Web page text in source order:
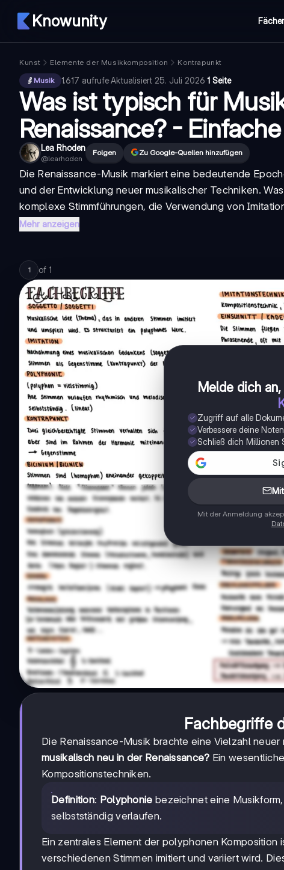
Knowunity Fächer
Kunst Elemente der Musikkomposition
Kontrapunkt
Musik
1.617 aufrufe·Aktualisiert 25. Juli 2026·1 Seite
Was ist typisch für
Renaissance? -
Lea Rhoden
@learhoden
Folgen Zu Google-Quellen hinzufügen
Die Renaissance-Musik markiert eine bedeutende
und der Entwicklung neuer musikalischer Techniken.
komplexe Stimmführungen, die Verwendung von
Mehr anzeigen
1 of 1
Melde dich
Zugriff auf alle
Verbessere deine Noten
Schließ dich Millionen
Mit der Anmeldung
Fachbegriffe
Die Renaissance-Musik brachte eine Vielzahl
musikalisch neu in der Renaissance? Ein
Kompositionstechniken.
Definition: Polyphonie bezeichnet eine
selbstständig verlaufen.
Ein zentrales Element der polyphonen
verschiedenen Stimmen imitiert und variiert wird.